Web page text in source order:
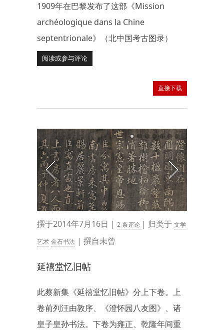
1909年在巴黎发布了这部《Mission
archéologique dans la Chine
septentrionale》（北中国考古图录）
阅读或参与评论
直接下载
撰于2014年7月16日 | 2 条评论 | 归类于 文学
艺术 金石书法 | 撰自未曾
延禧堂忆旧帖
此蔡新集《延禧堂忆旧帖》分上下卷。上
卷前列汪由敦序、《澄怀园八友图》、诸
皇子皇孙书法。下卷为雍正、乾隆年间重